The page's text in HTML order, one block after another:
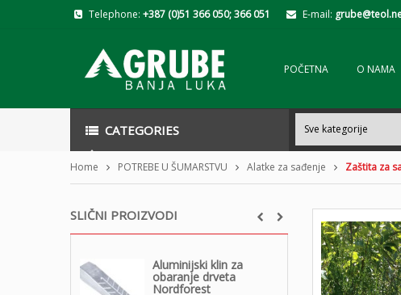
Telephone: +387 (0)51 366 050; 366 051 E-mail:
POČETNA O NAMA
CATEGORIES
Home POTREBE U ŠUMARSTVU Alatke za sađenje Zaštita za
SLIČNI PROIZVODI
Aluminijski klin za
obaranje drveta
Nordforest